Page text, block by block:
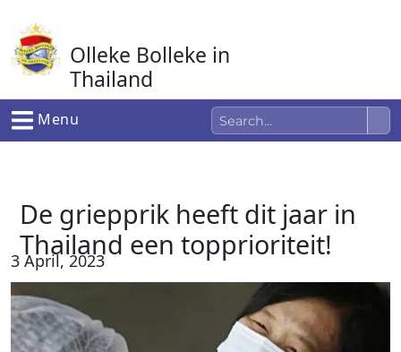
naar
de
inhoud
Olleke Bolleke in
Thailand
In Thailand
Menu
De griepprik heeft dit jaar in
Thailand een topprioriteit!
3 April, 2023